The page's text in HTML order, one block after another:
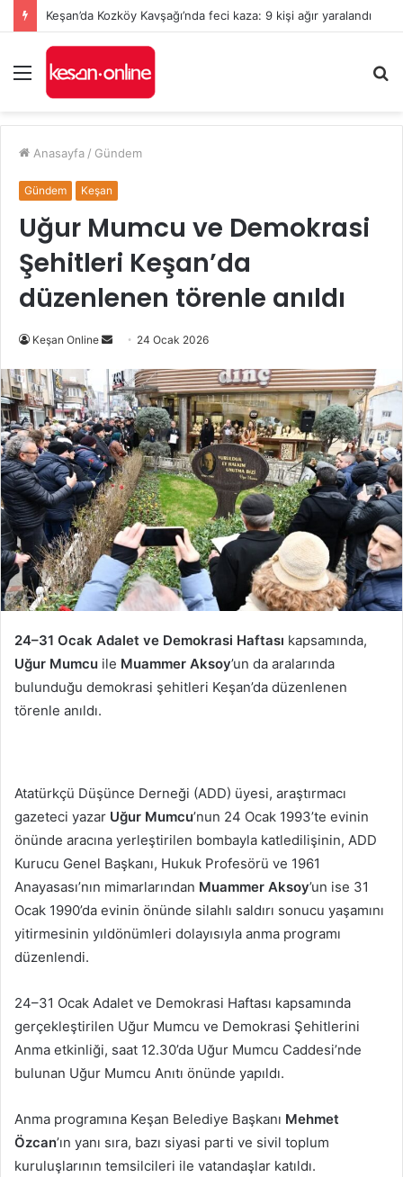
Keşan’da Kozköy Kavşağı’nda feci kaza: 9 kişi ağır yaralandı
Menü
...
Anasayfa / Gündem
Gündem Keşan
Uğur Mumcu ve Demokrasi
Şehitleri Keşan’da
düzenlenen törenle anıldı
Keşan Online
Bir
posta
göndermek
24 Ocak 2026
24–31 Ocak Adalet ve Demokrasi Haftası kapsamında,
Uğur Mumcu ile Muammer Aksoy’un da aralarında
bulunduğu demokrasi şehitleri Keşan’da düzenlenen
törenle anıldı.
Atatürkçü Düşünce Derneği (ADD) üyesi, araştırmacı
gazeteci yazar Uğur Mumcu’nun 24 Ocak 1993’te evinin
önünde aracına yerleştirilen bombayla katledilişinin, ADD
Kurucu Genel Başkanı, Hukuk Profesörü ve 1961
Anayasası’nın mimarlarından Muammer Aksoy’un ise 31
Ocak 1990’da evinin önünde silahlı saldırı sonucu yaşamını
yitirmesinin yıldönümleri dolayısıyla anma programı
düzenlendi.
24–31 Ocak Adalet ve Demokrasi Haftası kapsamında
gerçekleştirilen Uğur Mumcu ve Demokrasi Şehitlerini
Anma etkinliği, saat 12.30’da Uğur Mumcu Caddesi’nde
bulunan Uğur Mumcu Anıtı önünde yapıldı.
Anma programına Keşan Belediye Başkanı Mehmet
Özcan’ın yanı sıra, bazı siyasi parti ve sivil toplum
kuruluşlarının temsilcileri ile vatandaşlar katıldı.